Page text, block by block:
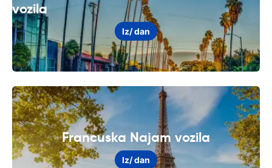
vozila
Iz/ dan
Francuska Najam vozila
Iz/ dan